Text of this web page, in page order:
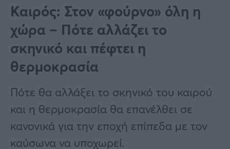
Πολιτική
Τράπεζες
Επιδοτήσεις
ΕΣΠΑ
Κόσμος
Lifestyle
Αθλητικά
Υγεία
Γυναίκα
Καιρός: Στον «φούρνο» όλη η
χώρα – Πότε αλλάζει το
σκηνικό και πέφτει η
θερμοκρασία
Πότε θα αλλάξει το σκηνικό του καιρού
και η θερμοκρασία θα επανέλθει σε
κανονικά για την εποχή επίπεδα με τον
καύσωνα να υποχωρεί.